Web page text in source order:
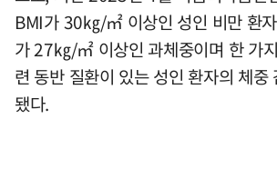
BMI가 30㎏/㎡ 이상인 성인 비만 환
가 27㎏/㎡ 이상인 과체중이며 한 가
련 동반 질환이 있는 성인 환자의 체중
됐다.